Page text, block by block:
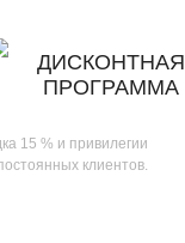
ДИСКОНТНАЯ
ПРОГРАММА
15 % и привилегии
клиентов.